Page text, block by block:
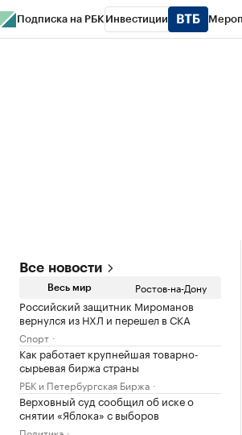
Подписка на РБК Инвестиции
Все новости
Весь мир Ростов-на-Дону
Российский защитник Мироманов
вернулся из НХЛ и перешел в СКА
Спорт
Как работает крупнейшая товарно-
сырьевая биржа страны
РБК и Петербургская Биржа
Верховный суд сообщил об иске о
снятии «Яблока» с выборов